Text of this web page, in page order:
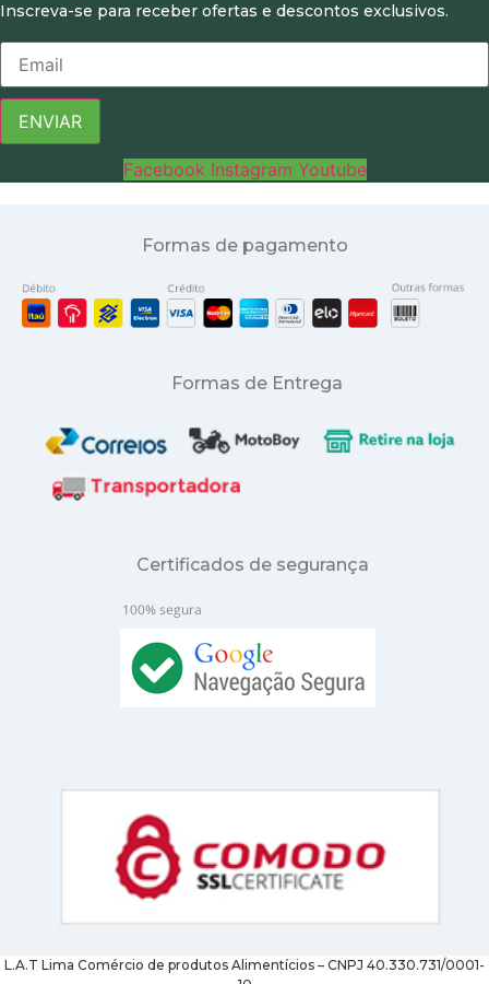
Inscreva-se para receber ofertas e descontos exclusivos.
ENVIAR
Facebook Instagram Youtube
Formas de pagamento
Formas de Entrega
Certificados de segurança
L.A.T Lima Comércio de produtos Alimentícios – CNPJ 40.330.731/0001-